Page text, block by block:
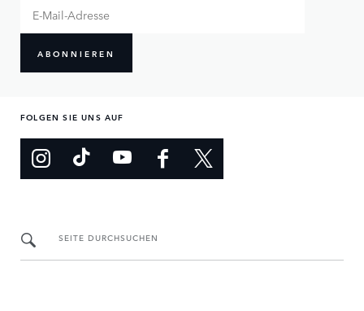
ABONNIEREN
FOLGEN SIE UNS AUF
SEITE DURCHSUCHEN